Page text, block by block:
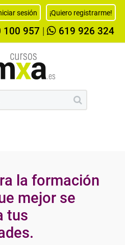
sesión ¡Quiero registrarme!
100 957 619 926 324
la formación
mejor se
tus